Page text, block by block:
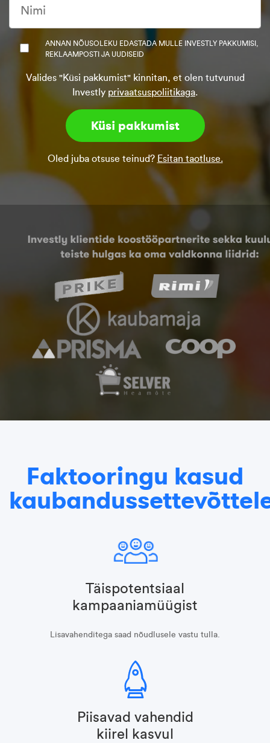
ANNAN NÕUSOLEKU EDASTADA MULLE INVESTLY PAKKUMISI,
REKLAAMPOSTI JA UUDISEID
Valides "Küsi pakkumist" kinnitan, et olen tutvunud
Investly privaatsuspoliitikaga.
Oled juba otsuse teinud? Esitan taotluse.
Faktooringu kasud
Täispotentsiaal
kampaaniamüügist
Lisavahenditega saad nõudlusele vastu tulla.
Piisavad vahendid
kiirel kasvul